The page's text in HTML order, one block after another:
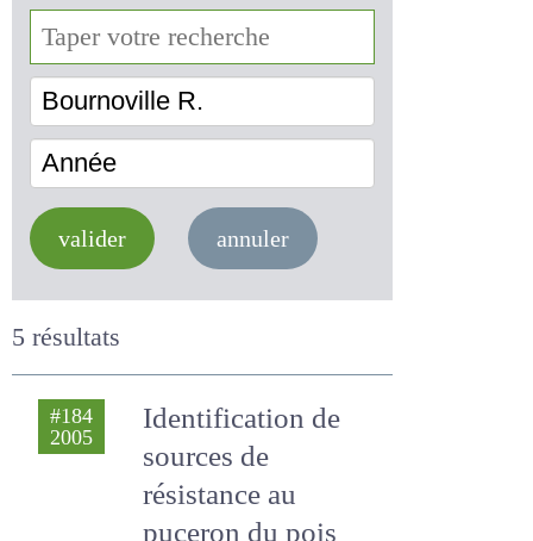
Bournoville R.
valider annuler
5 résultats
#184
Identification de
sources de
résistance au